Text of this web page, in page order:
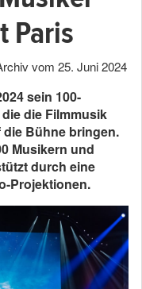
Paris
vom 25. Juni 2024
sein 100-
die Filmmusik
die Bühne bringen.
Musikern und
durch eine
Projektionen.